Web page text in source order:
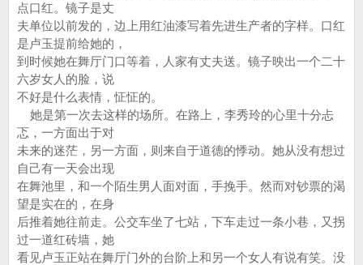
点口红。镜子是丈
夫单位以前发的，边上用红油漆写着先进生产者的字样。口红
是卢玉提前给她的，
到时候她在舞厅门口等着，人家有丈夫送。镜子映出一个二十
六岁女人的脸，说
不好是什么表情，怔怔的。
她是第一次去这样的场所。在路上，李秀玲的心里十分忐
忑，一方面出于对
未来的迷茫，另一方面，则来自于道德的悸动。她从没有想过
自己有一天会出现
在舞池里，和一个陌生男人面对面，手挽手。然而对钞票的渴
望是实在的，在身
后推着她往前走。公交车坐了七站，下车走过一条小巷，又拐
过一道红砖墙，她
看见卢玉正站在舞厅门外的台阶上和另一个女人有说有笑。没